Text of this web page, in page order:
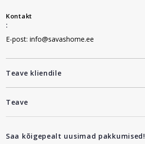
Kontakt
:
E-post: info@savashome.ee
Teave kliendile
Teave
Saa kõigepealt uusimad pakkumised!